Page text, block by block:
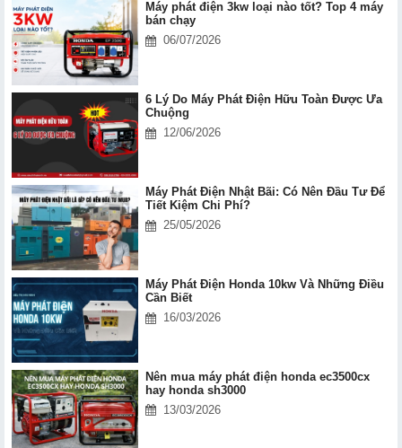
Máy phát điện 3kw loại nào tốt? Top 4 máy
bán chạy
06/07/2026
6 Lý Do Máy Phát Điện Hữu Toàn Được Ưa
Chuộng
12/06/2026
Máy Phát Điện Nhật Bãi: Có Nên Đầu Tư Để
Tiết Kiệm Chi Phí?
25/05/2026
Máy Phát Điện Honda 10kw Và Những Điều
Cần Biết
16/03/2026
Nên mua máy phát điện honda ec3500cx
hay honda sh3000
13/03/2026